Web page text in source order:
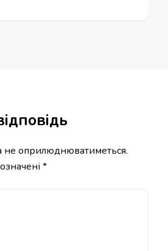
не оприлюднюватиметься.
*